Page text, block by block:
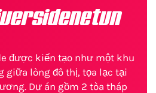
được kiến tạo như một khu
giữa lòng đô thị, tọa lạc tại
Dự án gồm 2 tòa tháp